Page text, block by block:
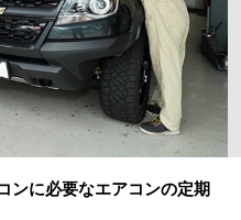
ンに必要なエアコンの定期